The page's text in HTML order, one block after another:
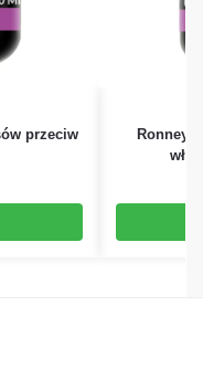
przeciw
Ronney